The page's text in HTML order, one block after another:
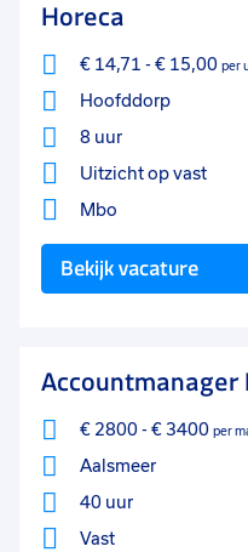
Horeca
€ 14,71 - € 15,00 per
Hoofddorp
8 uur
Uitzicht op vast
Mbo
Bekijk vacature
€ 2800- € 3400 per
Aalsmeer
40 uur
Vast